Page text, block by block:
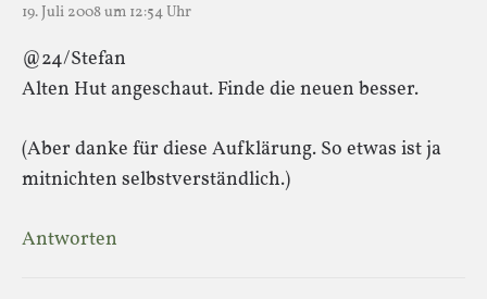
19. Juli 2008 um 12:54 Uhr
@24/Stefan
Alten Hut angeschaut. Finde die neuen besser.
(Aber danke für diese Aufklärung. So etwas ist ja
mitnichten selbstverständlich.)
Antworten